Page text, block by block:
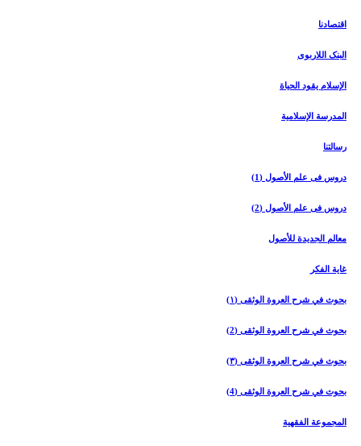
اقتصادنا
البنک اللاربوی
الإسلام یقود الحیاة
المدرسة الإسلامیة
رسالتنا
دروس فی علم الأصول (1)
دروس فی علم الأصول (2)
معالم الجدیدة للأصول
غایة الفکر
بحوث في شرح العروة الوثقی (۱)
بحوث في شرح العروة الوثقی (2)
بحوث في شرح العروة الوثقی (۳)
بحوث في شرح العروة الوثقی (4)
المجموعة الفقهیة